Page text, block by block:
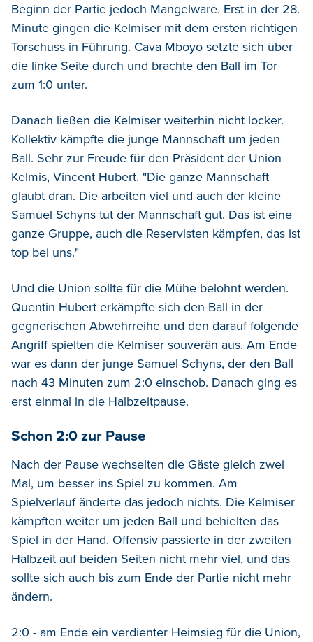
Beginn der Partie jedoch Mangelware. Erst in der 28.
Minute gingen die Kelmiser mit dem ersten richtigen
Torschuss in Führung. Cava Mboyo setzte sich über
die linke Seite durch und brachte den Ball im Tor
zum 1:0 unter.
Danach ließen die Kelmiser weiterhin nicht locker.
Kollektiv kämpfte die junge Mannschaft um jeden
Ball. Sehr zur Freude für den Präsident der Union
Kelmis, Vincent Hubert. "Die ganze Mannschaft
glaubt dran. Die arbeiten viel und auch der kleine
Samuel Schyns tut der Mannschaft gut. Das ist eine
ganze Gruppe, auch die Reservisten kämpfen, das ist
top bei uns."
Und die Union sollte für die Mühe belohnt werden.
Quentin Hubert erkämpfte sich den Ball in der
gegnerischen Abwehrreihe und den darauf folgende
Angriff spielten die Kelmiser souverän aus. Am Ende
war es dann der junge Samuel Schyns, der den Ball
nach 43 Minuten zum 2:0 einschob. Danach ging es
erst einmal in die Halbzeitpause.
Schon 2:0 zur Pause
Nach der Pause wechselten die Gäste gleich zwei
Mal, um besser ins Spiel zu kommen. Am
Spielverlauf änderte das jedoch nichts. Die Kelmiser
kämpften weiter um jeden Ball und behielten das
Spiel in der Hand. Offensiv passierte in der zweiten
Halbzeit auf beiden Seiten nicht mehr viel, und das
sollte sich auch bis zum Ende der Partie nicht mehr
ändern.
2:0 - am Ende ein verdienter Heimsieg für die Union,